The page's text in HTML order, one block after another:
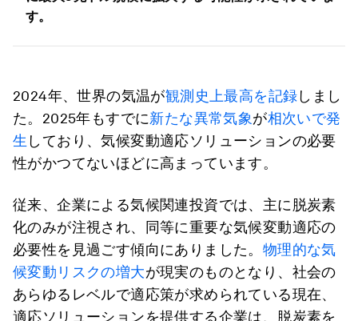
す。
2024年、世界の気温が観測史上最高を記録しまし
た。2025年もすでに新たな異常気象が相次いで発
生 しており、気候変動適応ソリューションの必要
性がかつてないほどに高まっています。
従来、企業による気候関連投資では、主に脱炭素
化のみが注視され、同等に重要な気候変動適応の
必要性を見過ごす傾向にありました。 物理的な気
候変動リスクの増大が現実のものとなり、社会の
あらゆるレベルで適応策が求められている現在、
適応ソリューションを提供する企業は、脱炭素を